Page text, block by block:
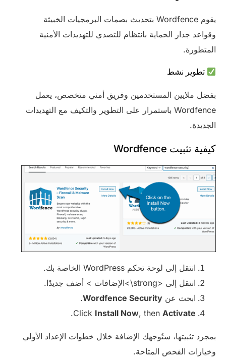
يقوم Wordfence بتحديث بصمات البرمجيات الخبيثة
وقواعد جدار الحماية بانتظام للتصدي للتهديدات الأمنية
المتطورة.
تطوير نشط
بفضل ملايين المستخدمين وفريق أمني متخصص، يعمل
Wordfence باستمرار على التطوير والتكيف مع التهديدات
الجديدة.
كيفية تثبيت Wordfence
انتقل إلى لوحة تحكم WordPress الخاصة بك.
انتقل إلى <strong\>الإضافات > أضف جديدًا.
ابحث عن Wordfence Security
.
Click Install Now, then Activate
.
بمجرد تثبيتها، ستُوجهك الإضافة خلال خطوات الإعداد الأولي
وخيارات الفحص المتاحة.